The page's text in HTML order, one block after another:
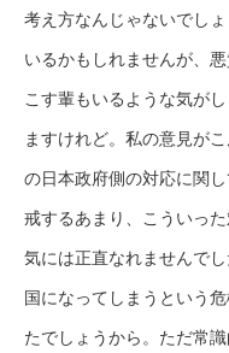
考え方なんじゃないでし
いるかもしれませんが、
こす輩もいるような気が
ますけれど。私の意見が
の日本政府側の対応に関
戒するあまり、こういっ
気には正直なれませんで
国になってしまうという
たでしょうから。ただ常